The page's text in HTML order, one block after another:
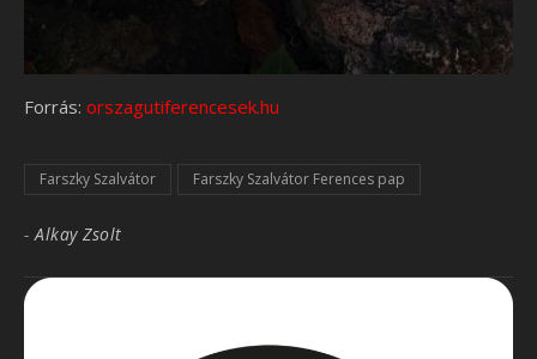
Forrás: orszagutiferencesek.hu
Farszky Szalvátor Farszky Szalvátor Ferences pap
- Alkay Zsolt